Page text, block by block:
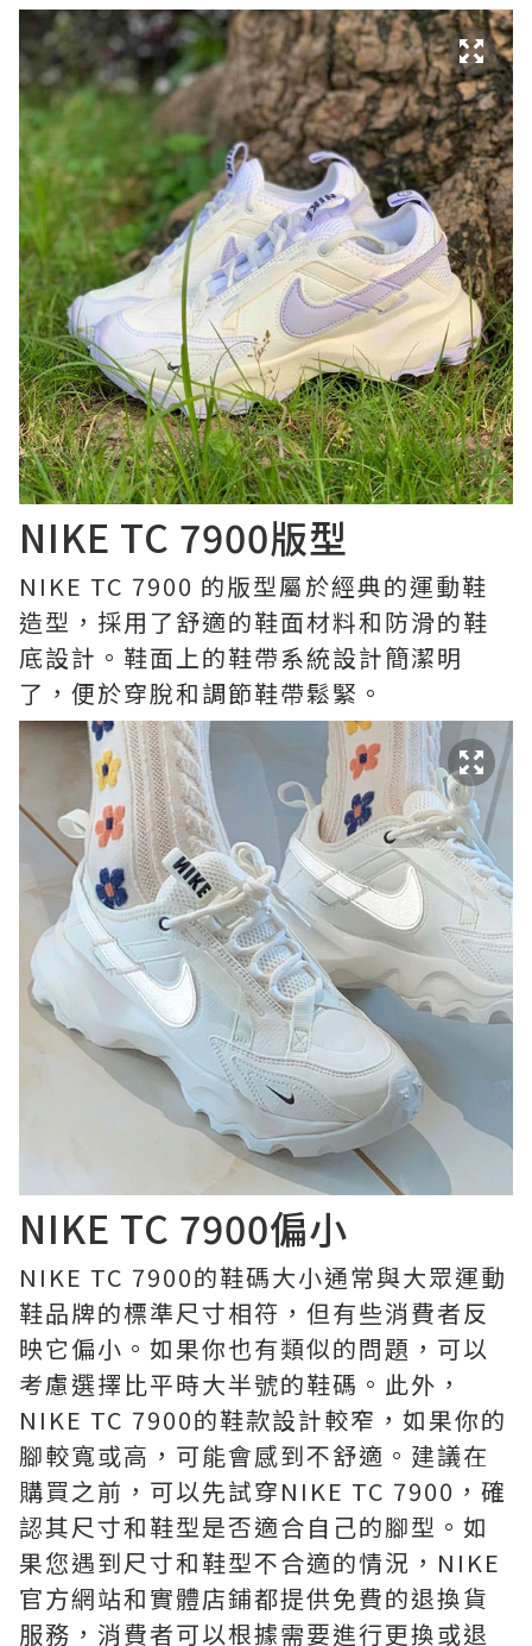
NIKE TC 7900版型
NIKE TC 7900 的版型屬於經典的運動鞋
造型，採用了舒適的鞋面材料和防滑的鞋
底設計。鞋面上的鞋帶系統設計簡潔明
了，便於穿脫和調節鞋帶鬆緊。
NIKE TC 7900偏小
NIKE TC 7900的鞋碼大小通常與大眾運動
鞋品牌的標準尺寸相符，但有些消費者反
映它偏小。如果你也有類似的問題，可以
考慮選擇比平時大半號的鞋碼。此外，
NIKE TC 7900的鞋款設計較窄，如果你的
腳較寬或高，可能會感到不舒適。建議在
購買之前，可以先試穿NIKE TC 7900，確
認其尺寸和鞋型是否適合自己的腳型。如
果您遇到尺寸和鞋型不合適的情況，NIKE
官方網站和實體店鋪都提供免費的退換貨
服務，消費者可以根據需要進行更換或退